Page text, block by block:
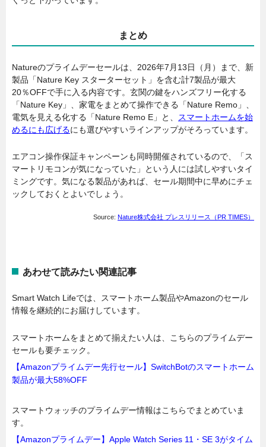
まとめ
Natureのプライムデーセールは、2026年7月13日（月）まで、新
製品「Nature Key スターターセット」を含む計7製品が最大
20％OFFで手に入る内容です。玄関の鍵をハンズフリー化する
「Nature Key」、家電をまとめて操作できる「Nature Remo」、
電気を見える化する「Nature Remo E」と、
スマートホームを始
めるにも広げるにも選びやすいラインアップがそろっています。
エアコン操作保証キャンペーンも同時開催されているので、「ス
マートリモコンが気になっていた」という人には試しやすいタイ
ミングです。気になる製品があれば、セール期間中に早めにチェ
ックしておくとよいでしょう。
Source: Nature株式会社 プレスリリース（PR TIMES）
あわせて読みたい関連記事
Smart Watch Lifeでは、スマートホーム製品やAmazonのセール
情報を継続的にお届けしています。
スマートホームをまとめて揃えたい人は、こちらのプライムデー
セールも要チェック。
【Amazonプライムデー先行セール】SwitchBotのスマートホーム
製品が最大58%OFF
スマートウォッチのプライムデー情報はこちらでまとめていま
す。
【Amazonプライムデー】Apple Watch Series 11・SE 3がタイム